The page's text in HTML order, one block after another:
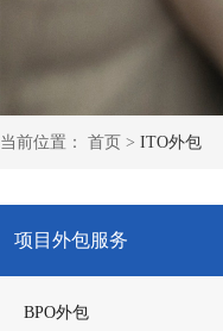
当前位置： 首页 > ITO外包
项目外包服务
BPO外包